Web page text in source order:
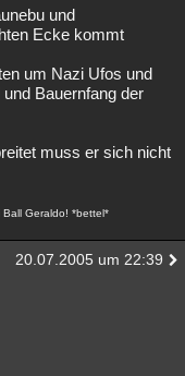
und
Ecke kommt
um Nazi Ufos und
Bauernfang der
muss er sich nicht
Ball Geraldo! *bettel*
20.07.2005 um 22:39